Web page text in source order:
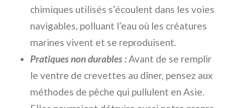
chimiques utilisés s’écoulent dans les voies
navigables, polluant l’eau où les créatures
marines vivent et se reproduisent.
Pratiques non durables :Avant de se remplir
le ventre de crevettes au dîner, pensez aux
méthodes de pêche qui pullulent en Asie.